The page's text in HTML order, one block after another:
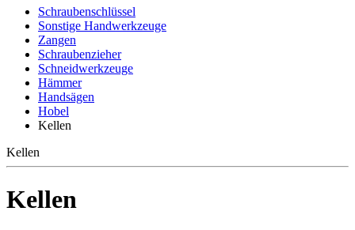
Schraubenschlüssel
Sonstige Handwerkzeuge
Zangen
Schraubenzieher
Schneidwerkzeuge
Hämmer
Handsägen
Hobel
Kellen
Kellen
Kellen